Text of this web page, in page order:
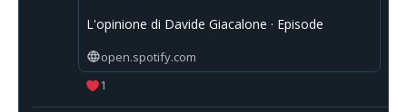
L'opinione di Davide Giacalone · Episode
open.spotify.com
1